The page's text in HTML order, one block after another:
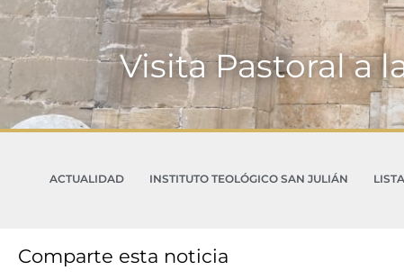
Visita Pastoral a
ACTUALIDAD INSTITUTO TEOLÓGICO SAN JULIÁN
Comparte esta noticia